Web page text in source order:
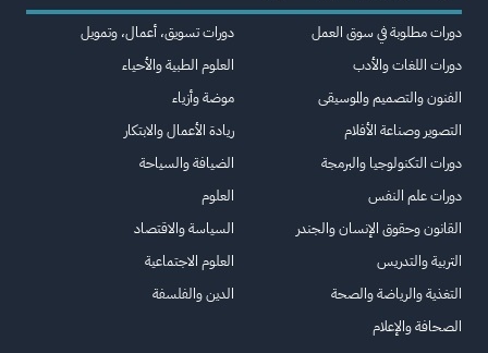
دورات مطلوبة في سوق العمل
دورات اللغات والأدب
الفنون والتصميم والموسيقى
التصوير وصناعة الأفلام
دورات التكنولوجيا والبرمجة
دورات علم النفس
القانون وحقوق الإنسان والجندر
التربية والتدريس
التغذية والرياضة والصحة
الصحافة والإعلام
دورات تسويق، أعمال، وتمويل
العلوم الطبية والأحياء
موضة وأزياء
ريادة الأعمال والابتكار
الضيافة والسياحة
العلوم
السياسة والاقتصاد
العلوم الاجتماعية
الدين والفلسفة